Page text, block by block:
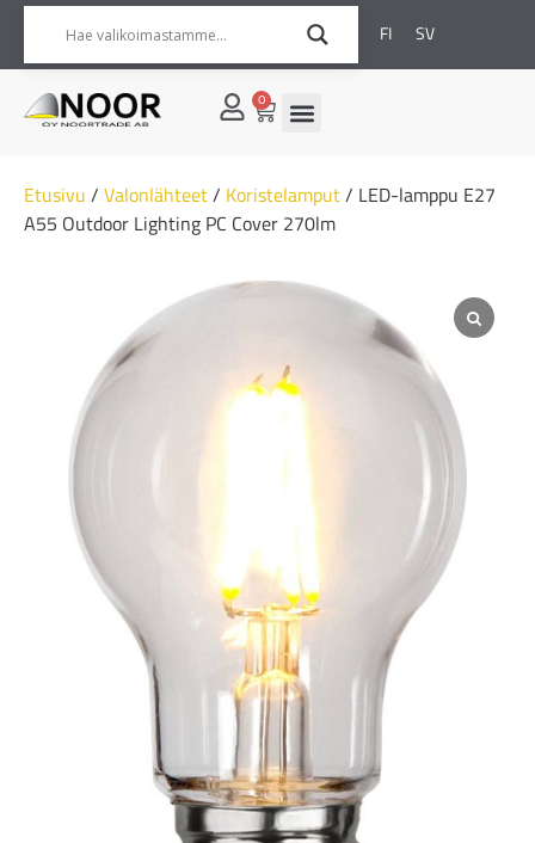
FI SV
0
Etusivu / Valonlähteet/ Koristelamput/ LED-lamppu E27
A55 Outdoor Lighting PC Cover 270lm